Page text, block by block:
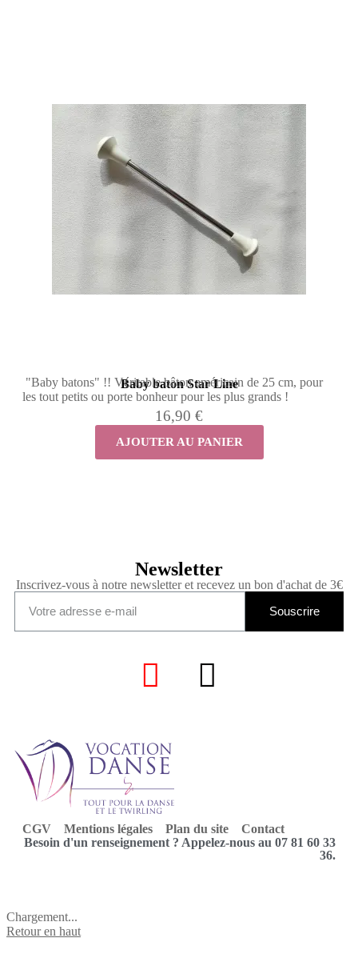
Baby baton Star Line
"Baby batons" !! Véritable bâton américain de 25 cm, pour
les tout petits ou porte bonheur pour les plus grands !
16,90 €
AJOUTER AU PANIER
Newsletter
Inscrivez-vous à notre newsletter et recevez un bon d'achat de 3€
Souscrire
CGV Mentions légales Plan du site
Contact
Besoin d'un renseignement ? Appelez-nous au 07 81 60 33
36.
Chargement...
Retour en haut